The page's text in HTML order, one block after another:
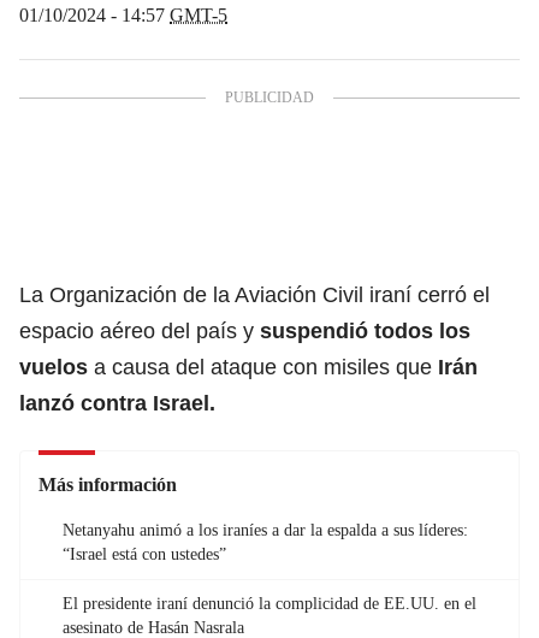
01/10/2024 - 14:57 GMT-5
La Organización de la Aviación Civil iraní cerró el
espacio aéreo del país y suspendió todos los
vuelos a causa del ataque con misiles que Irán
lanzó contra Israel.
Más información
Netanyahu animó a los iraníes a dar la espalda a sus líderes:
“Israel está con ustedes”
El presidente iraní denunció la complicidad de EE.UU. en el
asesinato de Hasán Nasrala